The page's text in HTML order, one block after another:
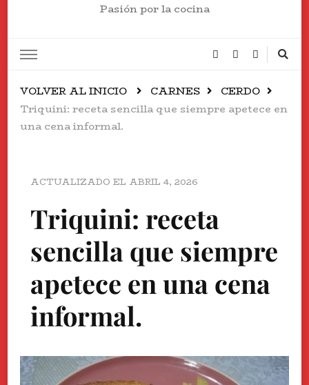
Pasión por la cocina
VOLVER AL INICIO CARNES
CERDO
Triquini: receta sencilla que siempre apetece en
una cena informal.
ACTUALIZADO EL ABRIL 4, 2026
Triquini: receta
sencilla que siempre
apetece en una cena
informal.